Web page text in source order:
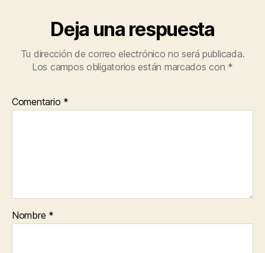
Deja una respuesta
Tu dirección de correo electrónico no será publicada.
Los campos obligatorios están marcados con *
Comentario *
Nombre *